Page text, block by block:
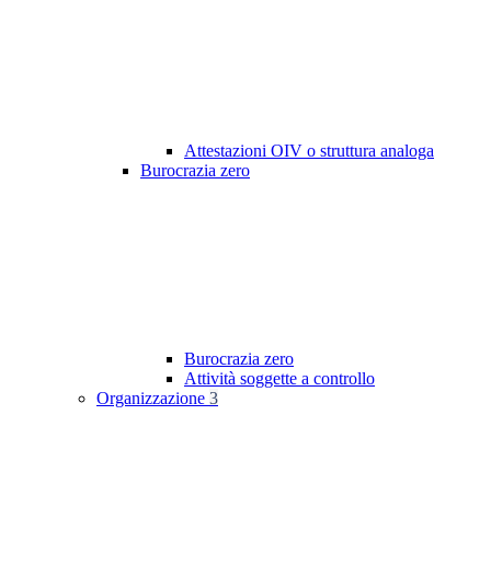
Attestazioni OIV o struttura analoga
Burocrazia zero
Burocrazia zero
Attività soggette a controllo
Organizzazione 3